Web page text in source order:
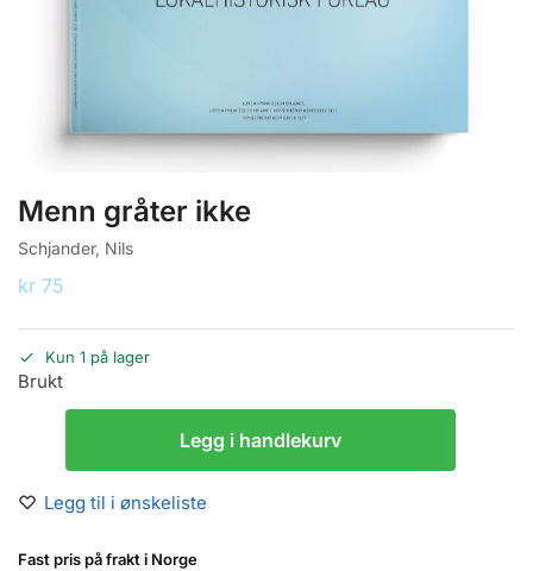
Menn gråter ikke
Schjander, Nils
kr 75
Kun 1 på lager
Brukt
Legg i handlekurv
Legg til i ønskeliste
Fast pris på frakt i Norge